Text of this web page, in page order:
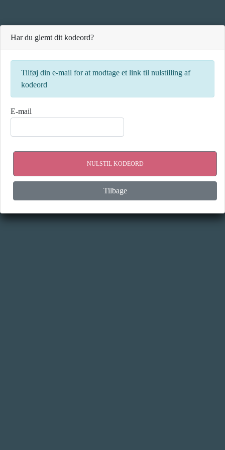
Har du glemt dit kodeord?
Tilføj din e-mail for at modtage et link til nulstilling af
kodeord
E-mail
NULSTIL KODEORD
Tilbage